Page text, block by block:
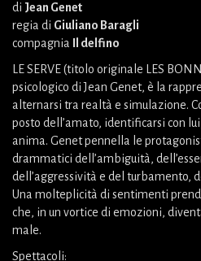
di Jean Genet
regia di Giuliano Baragli
compagnia
Il delfino
LE SERVE (titolo originale LES
psicologico di Jean Genet, è la
alternarsi tra realtà e simulazione.
posto dell’amato, identificarsi con
anima. Genet pennella le
drammatici dell’ambiguità,
dell’aggressività e del turbamento,
Una molteplicità di sentimenti
che, in un vortice di emozioni,
male.
Spettacoli: